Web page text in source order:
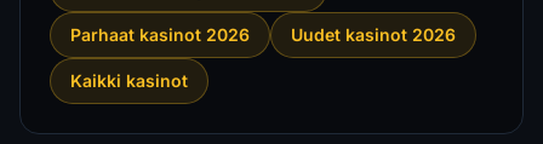
Parhaat kasinot 2026 Uudet kasinot 2026
Kaikki kasinot